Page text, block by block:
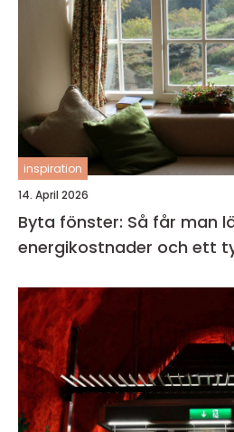
inspiration
14. April 2026
Byta fönster: Så får man
energikostnader och ett